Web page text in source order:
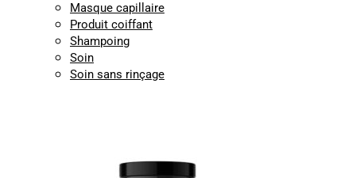
Masque capillaire
Produit coiffant
Shampoing
Soin
Soin sans rinçage